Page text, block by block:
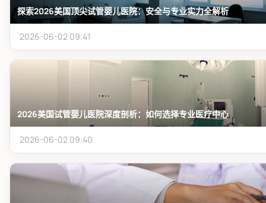
探索2026美国顶尖试管婴儿医院：安全与专业实力全解析
2026-06-02 09:41
2026美国试管婴儿医院深度剖析：如何选择专业医疗中心
2026-06-02 09:40